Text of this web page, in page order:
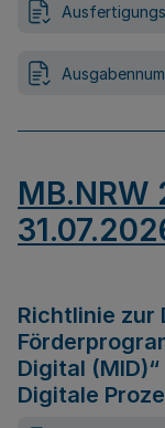
MB.NRW
Richtlinie zur
Digital
Digitale